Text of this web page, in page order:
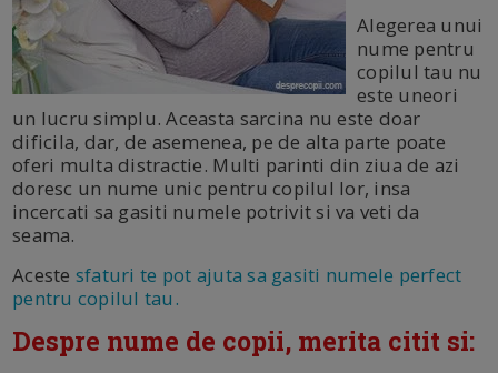
Alegerea unui
nume pentru
copilul tau nu
este uneori
un lucru simplu. Aceasta sarcina nu este doar
dificila, dar, de asemenea, pe de alta parte poate
oferi multa distractie. Multi parinti din ziua de azi
doresc un nume unic pentru copilul lor, insa
incercati sa gasiti numele potrivit si va veti da
seama.
Aceste sfaturi te pot ajuta sa gasiti numele perfect
pentru copilul tau.
Despre nume de copii, merita citit si: